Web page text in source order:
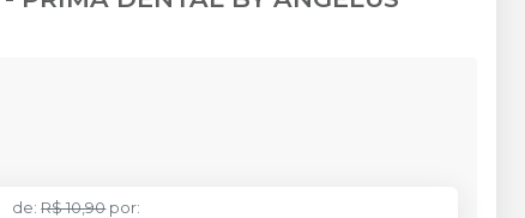
de: R$ 10,90 por: